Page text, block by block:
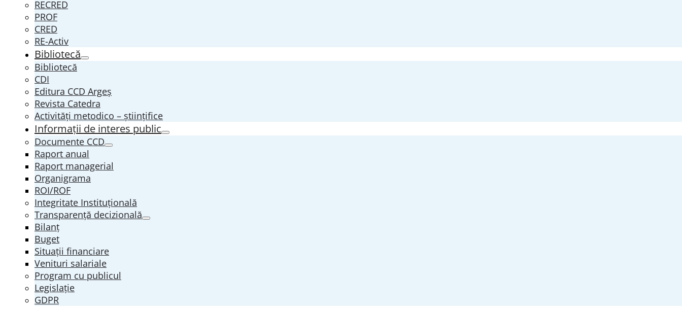
RECRED
PROF
CRED
RE-Activ
Bibliotecă
Bibliotecă
CDI
Editura CCD Argeş
Revista Catedra
Activități metodico – științifice
Informații de interes public
Documente CCD
Raport anual
Raport managerial
Organigrama
ROI/ROF
Integritate Instituțională
Transparenţă decizională
Bilanț
Buget
Situații financiare
Venituri salariale
Program cu publicul
Legislație
GDPR